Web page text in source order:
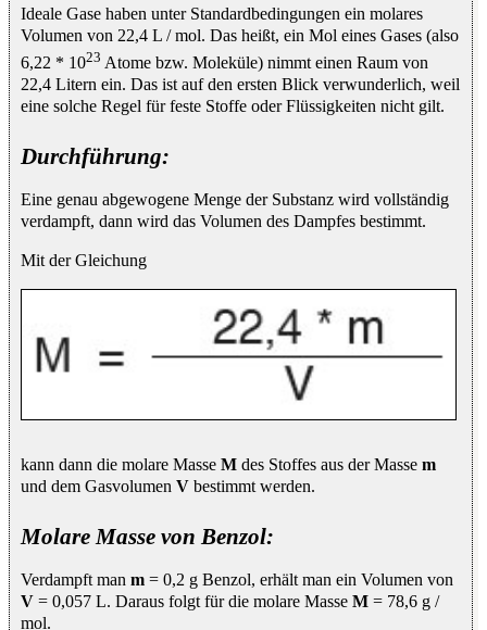
Ideale Gase haben unter Standardbedingungen ein molares
Volumen von 22,4 L / mol. Das heißt, ein Mol eines Gases (also
6,22 * 1023 Atome bzw. Moleküle) nimmt einen Raum von
22,4 Litern ein. Das ist auf den ersten Blick verwunderlich, weil
eine solche Regel für feste Stoffe oder Flüssigkeiten nicht gilt.
Durchführung:
Eine genau abgewogene Menge der Substanz wird vollständig
verdampft, dann wird das Volumen des Dampfes bestimmt.
Mit der Gleichung
kann dann die molare Masse M des Stoffes aus der Masse m
und dem Gasvolumen V bestimmt werden.
Molare Masse von Benzol:
Verdampft man m = 0,2 g Benzol, erhält man ein Volumen von
V = 0,057 L. Daraus folgt für die molare Masse M = 78,6 g /
mol.